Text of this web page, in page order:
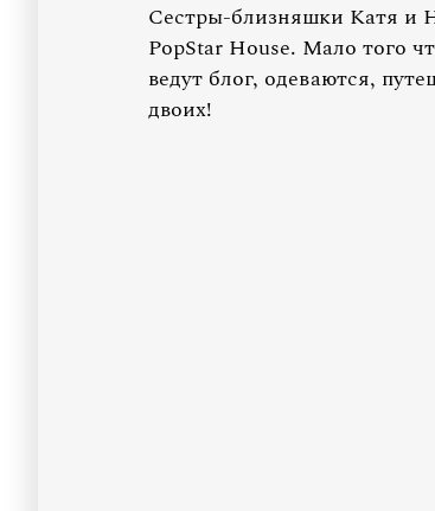
Сестры-близняшки Катя и
PopStar House. Мало того
ведут блог, одеваются,
двоих!